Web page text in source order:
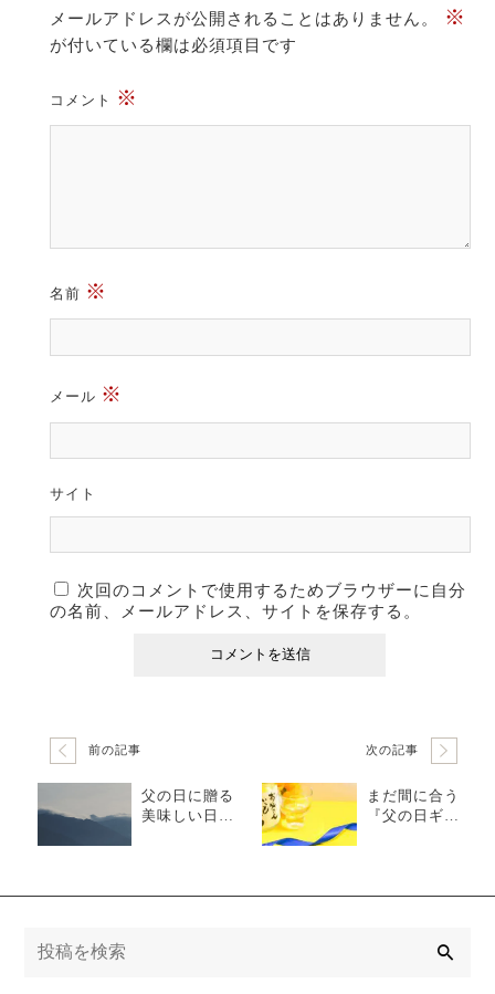
メールアドレスが公開されることはありません。 ※
が付いている欄は必須項目です
コメント ※
名前 ※
メール ※
サイト
次回のコメントで使用するためブラウザーに自分
の名前、メールアドレス、サイトを保存する。
前の記事
父の日に贈る
美味しい日本
次の記事
まだ間に合う
『父の日ギフ